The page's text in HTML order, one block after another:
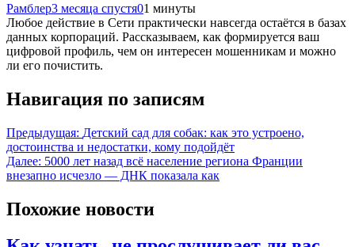
Рамблер3 месяца спустя01 минуты
Любое действие в Сети практически навсегда остаётся в базах
данных корпораций. Рассказываем, как формируется ваш
цифровой профиль, чем он интересен мошенникам и можно
ли его почистить.
Навигация по записям
Предыдущая: Детский сад для собак: как это устроено,
достоинства и недостатки, кому подойдёт
Далее: 5000 лет назад всё население региона Франции
внезапно исчезло — ДНК показала как
Похожие новости